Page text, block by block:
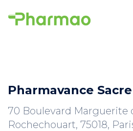
Pharmavance
70 Boulevard Marguerite
Rochechouart, 75018,